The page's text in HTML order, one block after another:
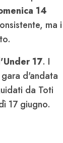
14
ma i
17. I
d'andata
da Toti
17 giugno.